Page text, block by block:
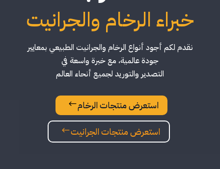
خبراء الرخام والجرانيت
نقدم لكم أجود أنواع الرخام والجرانيت الطبيعي بمعايير
جودة عالمية، مع خبرة واسعة في
التصدير والتوريد لجميع أنحاء العالم
استعرض منتجات الرخام#
استعرض منتجات الجرانيت#